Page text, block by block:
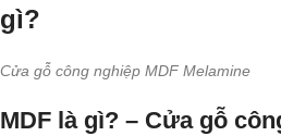
gì?
Cửa gỗ công nghiệp MDF Melamine
MDF là gì? – Cửa gỗ